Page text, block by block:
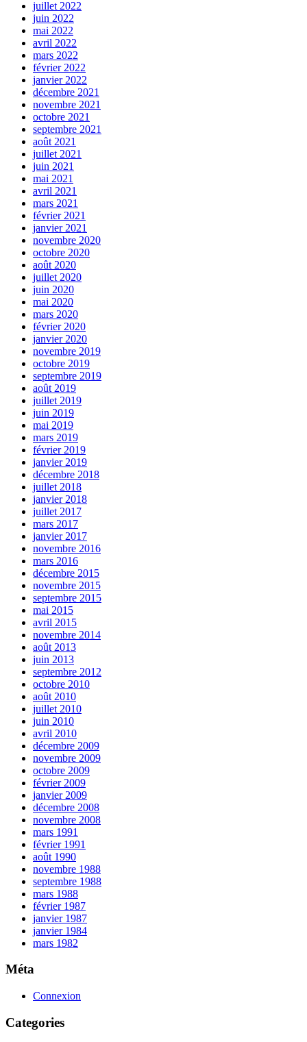
juillet 2022
juin 2022
mai 2022
avril 2022
mars 2022
février 2022
janvier 2022
décembre 2021
novembre 2021
octobre 2021
septembre 2021
août 2021
juillet 2021
juin 2021
mai 2021
avril 2021
mars 2021
février 2021
janvier 2021
novembre 2020
octobre 2020
août 2020
juillet 2020
juin 2020
mai 2020
mars 2020
février 2020
janvier 2020
novembre 2019
octobre 2019
septembre 2019
août 2019
juillet 2019
juin 2019
mai 2019
mars 2019
février 2019
janvier 2019
décembre 2018
juillet 2018
janvier 2018
juillet 2017
mars 2017
janvier 2017
novembre 2016
mars 2016
décembre 2015
novembre 2015
septembre 2015
mai 2015
avril 2015
novembre 2014
août 2013
juin 2013
septembre 2012
octobre 2010
août 2010
juillet 2010
juin 2010
avril 2010
décembre 2009
novembre 2009
octobre 2009
février 2009
janvier 2009
décembre 2008
novembre 2008
mars 1991
février 1991
août 1990
novembre 1988
septembre 1988
mars 1988
février 1987
janvier 1987
janvier 1984
mars 1982
Méta
Connexion
Categories